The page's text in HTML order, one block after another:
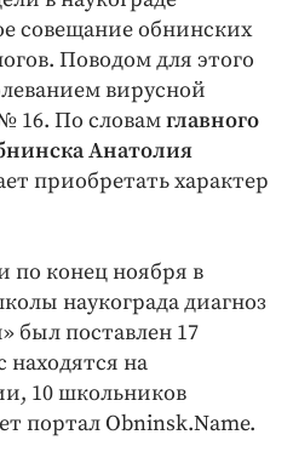
совещание обнинских
Поводом для этого
вирусной
16. По словамглавного
Анатолия
приобретать характер
по конец ноября в
наукограда диагноз
был поставлен 17
находятся на
10 школьников
портал Obninsk.Name.